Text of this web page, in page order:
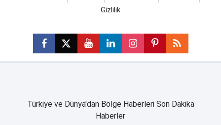
Gizlilik
Türkiye ve Dünya'dan Bölge Haberleri Son Dakika
Haberler